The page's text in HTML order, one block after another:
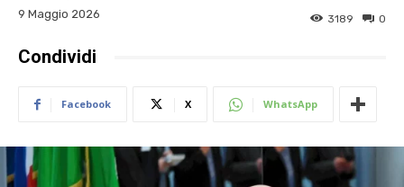
9 Maggio 2026 0
3189
Condividi
Facebook X WhatsApp